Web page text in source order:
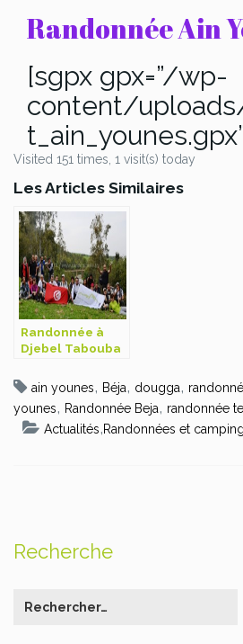
Randonnée Ain
[sgpx gpx=”/wp-
content/
Visited 151 times, 1 visit(s) today
Les Articles Similaires
Randonnée à
Djebel Tabouba
ain younes, Béja, dougga,
younes, Randonnée Beja, randonnée
Actualités,Randonnées et camping
Recherche